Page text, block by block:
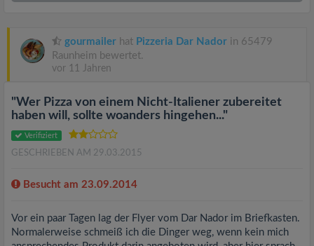
gourmailer hat Pizzeria Dar Nador in 65479
Raunheim bewertet.
vor 11 Jahren
"Wer Pizza von einem Nicht-Italiener zubereitet
haben will, sollte woanders hingehen..."
Verifiziert
GESCHRIEBEN AM 29.03.2015
Besucht am 23.09.2014
Vor ein paar Tagen lag der Flyer vom Dar Nador im Briefkasten.
Normalerweise schmeiß ich die Dinger weg, wenn kein mich